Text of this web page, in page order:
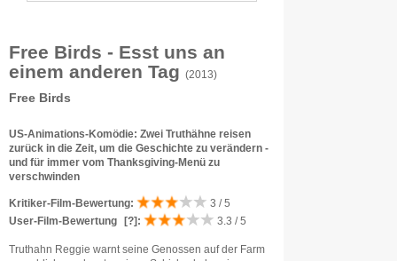
Free Birds - Esst uns an
einem anderen Tag (2013)
Free Birds
US-Animations-Komödie: Zwei Truthähne reisen
zurück in die Zeit, um die Geschichte zu verändern -
und für immer vom Thanksgiving-Menü zu
verschwinden
Kritiker-Film-Bewertung:
3 / 5
User-Film-Bewertung
[?] : 3.3 / 5
Truthahn Reggie warnt seine Genossen auf der Farm